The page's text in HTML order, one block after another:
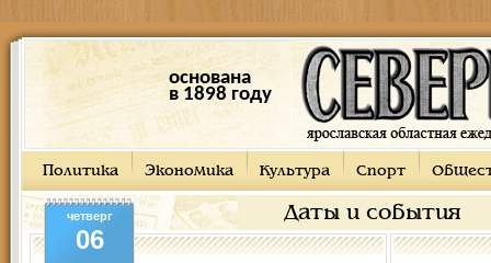
основана
в 1898 году
Политика Экономика Культура Спорт
Даты и события
четверг
06